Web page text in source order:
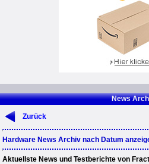
News
Zurück
Hardware News Archiv nach Datum
Aktuellste News und Testberichte von